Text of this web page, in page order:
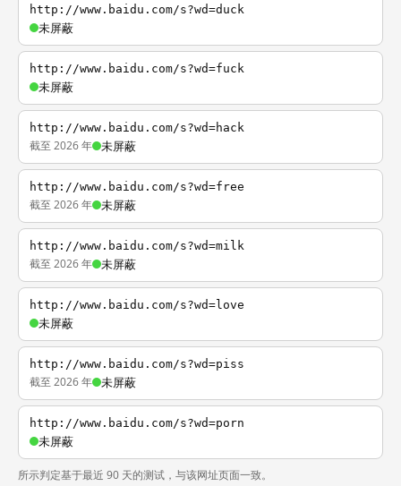
http://www.baidu.com/s?wd=duck
未屏蔽
http://www.baidu.com/s?wd=fuck
未屏蔽
http://www.baidu.com/s?wd=hack
截至 2026 年 未屏蔽
http://www.baidu.com/s?wd=free
截至 2026 年 未屏蔽
http://www.baidu.com/s?wd=milk
截至 2026 年 未屏蔽
http://www.baidu.com/s?wd=love
未屏蔽
http://www.baidu.com/s?wd=piss
截至 2026 年 未屏蔽
http://www.baidu.com/s?wd=porn
未屏蔽
所示判定基于最近 90 天的测试，与该网址页面一致。